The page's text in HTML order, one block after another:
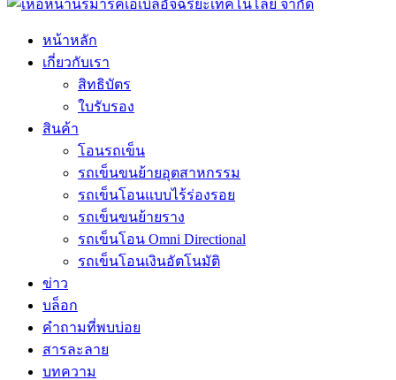
หน้าหลัก
เกี่ยวกับเรา
สิทธิบัตร
ใบรับรอง
สินค้า
โอนรถเข็น
รถเข็นขนย้ายอุตสาหกรรม
รถเข็นโอนแบบไร้ร่องรอย
รถเข็นขนย้ายราง
รถเข็นโอน Omni Directional
รถเข็นโอนเงินอัตโนมัติ
ข่าว
บล็อก
คำถามที่พบบ่อย
สารละลาย
บทความ